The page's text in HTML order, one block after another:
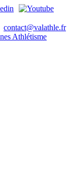
contact@valathle.fr